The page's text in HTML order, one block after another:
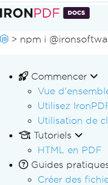
Passer au contenu du
> npm i
Commencer
Vue
Utilisez
Utilisation de
Tutoriels
HTML en PDF
Guides
Créer des